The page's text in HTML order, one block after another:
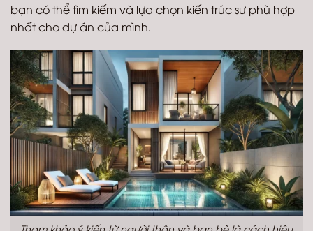
bạn có thể tìm kiếm và lựa chọn kiến trúc sư phù hợp
nhất cho dự án của mình.